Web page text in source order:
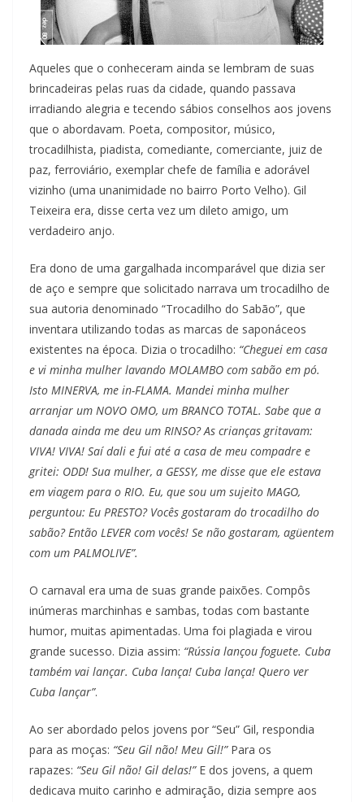
Aqueles que o conheceram ainda se lembram de suas
brincadeiras pelas ruas da cidade, quando passava
irradiando alegria e tecendo sábios conselhos aos jovens
que o abordavam. Poeta, compositor, músico,
trocadilhista, piadista, comediante, comerciante, juiz de
paz, ferroviário, exemplar chefe de família e adorável
vizinho (uma unanimidade no bairro Porto Velho). Gil
Teixeira era, disse certa vez um dileto amigo, um
verdadeiro anjo.
Era dono de uma gargalhada incomparável que dizia ser
de aço e sempre que solicitado narrava um trocadilho de
sua autoria denominado “Trocadilho do Sabão”, que
inventara utilizando todas as marcas de saponáceos
existentes na época. Dizia o trocadilho: “Cheguei em casa
e vi minha mulher lavando MOLAMBO com sabão em pó.
Isto MINERVA, me in-FLAMA. Mandei minha mulher
arranjar um NOVO OMO, um BRANCO TOTAL. Sabe que a
danada ainda me deu um RINSO? As crianças gritavam:
VIVA! VIVA! Saí dali e fui até a casa de meu compadre e
gritei: ODD! Sua mulher, a GESSY, me disse que ele estava
em viagem para o RIO. Eu, que sou um sujeito MAGO,
perguntou: Eu PRESTO? Vocês gostaram do trocadilho do
sabão? Então LEVER com vocês! Se não gostaram, agüentem
com um PALMOLIVE”.
O carnaval era uma de suas grande paixões. Compôs
inúmeras marchinhas e sambas, todas com bastante
humor, muitas apimentadas. Uma foi plagiada e virou
grande sucesso. Dizia assim: “Rússia lançou foguete. Cuba
também vai lançar. Cuba lança! Cuba lança! Quero ver
Cuba lançar”.
Ao ser abordado pelos jovens por “Seu” Gil, respondia
para as moças: “Seu Gil não! Meu Gil!”Para os
rapazes: “Seu Gil não! Gil delas!”E dos jovens, a quem
dedicava muito carinho e admiração, dizia sempre aos